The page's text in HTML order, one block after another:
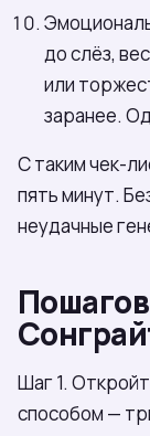
до слёз,
или
заранее.
С таким чек-
пять минут.
неудачные
Шаг 1.
способом —